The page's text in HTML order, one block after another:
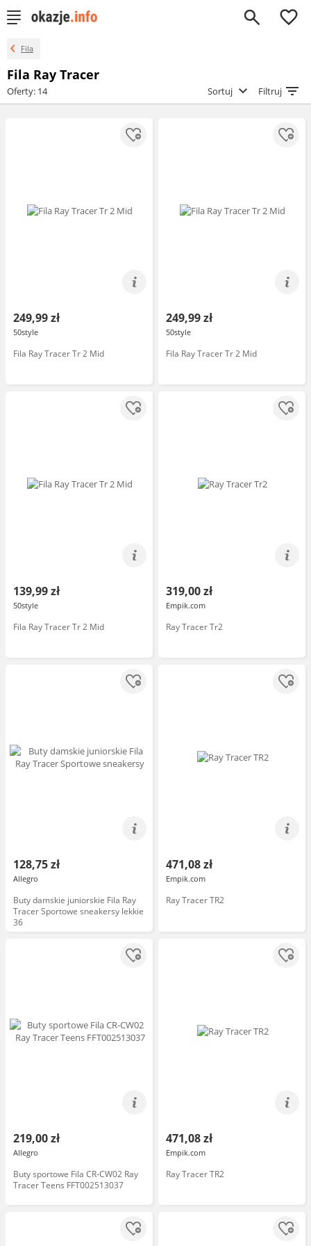
0
Fila
Fila Ray Tracer
Oferty: 14 Sortuj Filtruj
249,99 zł
50style
Fila Ray Tracer Tr 2 Mid
249,99 zł
50style
Fila Ray Tracer Tr 2 Mid
139,99 zł
50style
Fila Ray Tracer Tr 2 Mid
319,00 zł
Empik.com
Ray Tracer Tr2
128,75 zł
Allegro
Buty damskie juniorskie Fila Ray
Tracer Sportowe sneakersy lekkie
36
471,08 zł
Empik.com
Ray Tracer TR2
219,00 zł
Allegro
Buty sportowe Fila CR-CW02 Ray
Tracer Teens FFT002513037
471,08 zł
Empik.com
Ray Tracer TR2